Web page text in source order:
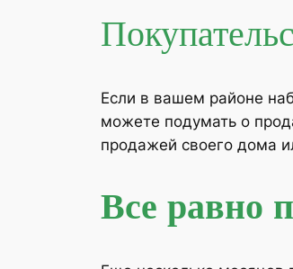
Если в вашем районе
можете подумать о
продажей своего дома
Все равно